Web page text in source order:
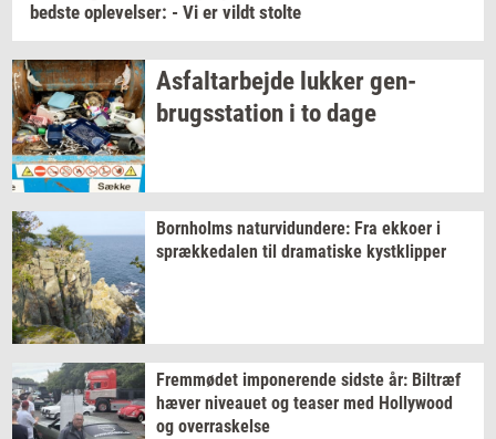
bed­ste op­le­vel­ser: - Vi er vildt stol­te
As­fal­t­ar­bej­de luk­kergen­
brugs­sta­tion i to dage
Born­holms na­tur­vi­dun­de­re: Fra ek­ko­er i
spræk­ke­da­len til dra­ma­ti­ske kyst­klip­per
Frem­mø­det im­po­ne­ren­de sid­ste år: Bil­træf
hæver ni­veau­et og tea­ser med Hol­lywood
og over­ra­skel­se